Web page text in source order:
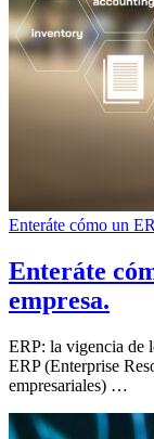
Enteráte cómo un
Enteráte
empresa.
ERP: la vigencia de
ERP (Enterprise
empresariales) …